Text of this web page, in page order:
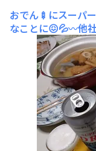
おでん🍢にスーパ
なことに😖💦〰️他
と言うわけでは有
ヒスーパードライ
の季節で🍢鯵をタ
け🦑豚ロース味噌